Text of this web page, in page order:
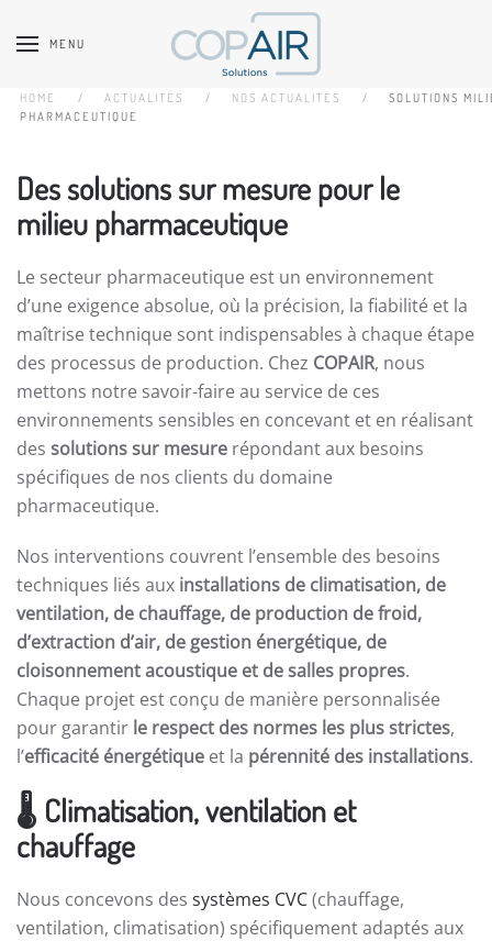
Accéder au contenu principal
MENU
HOME ACTUALITÉS NOS ACTUALITES
SOLUTIONS
PHARMACEUTIQUE
Des solutions sur mesure pour le
milieu pharmaceutique
Le secteur pharmaceutique est un environnement
d’une exigence absolue, où la précision, la fiabilité et la
maîtrise technique sont indispensables à chaque étape
des processus de production. Chez COPAIR, nous
mettons notre savoir-faire au service de ces
environnements sensibles en concevant et en réalisant
des solutions sur mesure répondant aux besoins
spécifiques de nos clients du domaine
pharmaceutique.
Nos interventions couvrent l’ensemble des besoins
techniques liés aux installations de climatisation, de
ventilation, de chauffage, de production de froid,
d’extraction d’air, de gestion énergétique, de
cloisonnement acoustique et de salles propres.
Chaque projet est conçu de manière personnalisée
pour garantir le respect des normes les plus strictes,
l’efficacité énergétique et la pérennité des installations.
🌡️ Climatisation, ventilation et
chauffage
Nous concevons des systèmes CVC(chauffage,
ventilation, climatisation) spécifiquement adaptés aux